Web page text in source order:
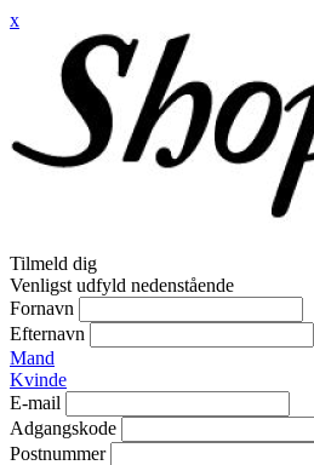
x
Tilmeld dig
Venligst udfyld nedenstående
Fornavn
Efternavn
Mand
Kvinde
E-mail
Adgangskode
Postnummer